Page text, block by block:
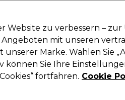
Kosmetik
Website zu verbessern –
mit unseren
Marke. Wählen Sie
Sie Ihre
fortfahren. Cookie